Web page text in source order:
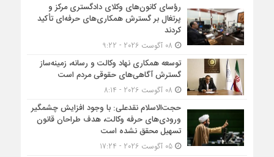
رؤسای کانون‌های وکلای دادگستری مرکز و
پرتغال بر گسترش همکاری‌های حرفه‌ای تأکید
کردند
توسعه همکاری نهاد وکالت و رسانه، زمینه‌ساز
گسترش آگاهی‌های حقوقی مردم است
حجت‌الاسلام نقدعلی: با وجود افزایش چشمگیر
ورودی‌های حرفه وکالت، هدف طراحان قانون
تسهیل محقق نشده است
05 آگوست 2026 - 17:24